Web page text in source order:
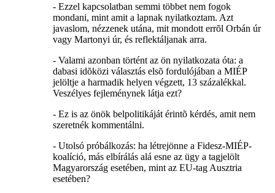
- Ezzel kapcsolatban semmi többet nem fogok
mondani, mint amit a lapnak nyilatkoztam. Azt
javaslom, nézzenek utána, mit mondott errõl Orbán úr
vagy Martonyi úr, és reflektáljanak arra.
- Valami azonban történt az ön nyilatkozata óta: a
dabasi idõközi választás elsõ fordulójában a MIÉP
jelöltje a harmadik helyen végzett, 13 százalékkal.
Veszélyes fejleménynek látja ezt?
- Ez is az önök belpolitikáját érintõ kérdés, amit nem
szeretnék kommentálni.
- Utolsó próbálkozás: ha létrejönne a Fidesz-MIÉP-
koalíció, más elbírálás alá esne az ügy a tagjelölt
Magyarország esetében, mint az EU-tag Ausztria
esetében?